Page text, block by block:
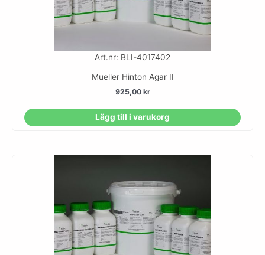
Art.nr: BLI-4017402
Mueller Hinton Agar II
925,00 kr
Lägg till i varukorg